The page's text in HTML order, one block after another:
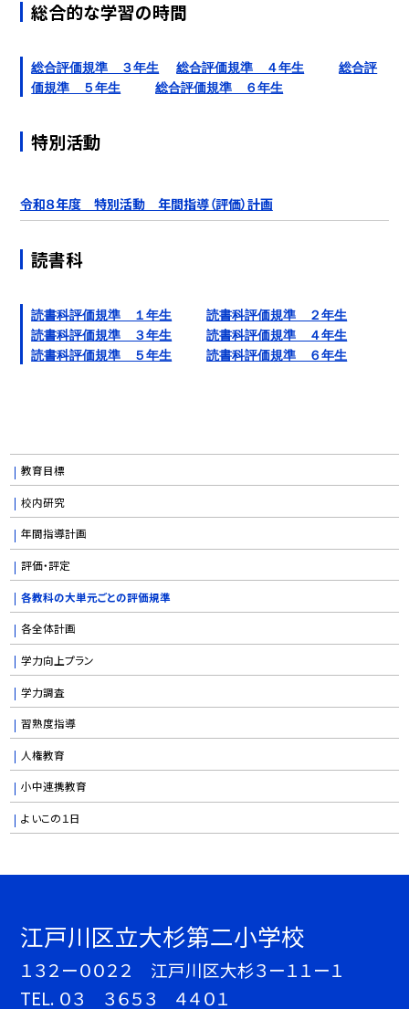
総合的な学習の時間
総合評価規準 ３年生 総合評価規準 ４年生
総合評
価規準 ５年生
総合評価規準 ６年生
特別活動
令和８年度 特別活動 年間指導（評価）計画
読書科
読書科評価規準 １年生
読書科評価規準 ２年生
読書科評価規準 ３年生
読書科評価規準 ４年生
読書科評価規準 ５年生
読書科評価規準 ６年生
教育目標
校内研究
年間指導計画
評価・評定
各教科の大単元ごとの評価規準
各全体計画
学力向上プラン
学力調査
習熟度指導
人権教育
小中連携教育
よいこの１日
江戸川区立大杉第二小学校
１３２ー００２２ 江戸川区大杉３ー１１ー１
TEL. ０３ ３６５３ ４４０１